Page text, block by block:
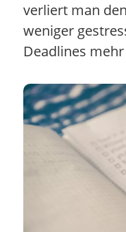
verliert man
weniger
Deadlines